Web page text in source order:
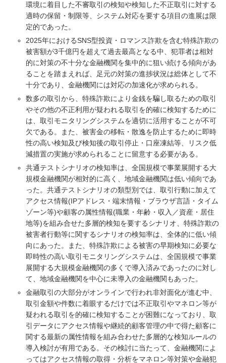
環境に着目した不審取引の検知や検知した不正取引に対する
適時の保留・制限等、システム対応を要する項目の進展は限
定的であった。
2025年におけるSNS型投資・ロマンス詐欺を含む特殊詐欺の
被害額が3千億円を超えて過去最高となる中、犯罪者は相対
的に対策の不十分な金融機関を集中的に狙い続ける傾向があ
ることを踏まえれば、足元の対策の進捗状況は総体として不
十分であり、金融機関には対応の加速化が求められる。
数多の取引から、特殊詐欺により金銭を騙し取るための取引
やその他の不正利用が疑われる取引を的確に検知するために
は、取引モニタリングシステムを適切に活用することが不可
欠である。また、被害金の移転・散逸を防止するために即時
性の高い検知及び検知後の取引停止・口座凍結等、リスク低
減措置の実施が求められることに留意する必要がある。
共通テストシナリオの検知率は、全国規模で事業展開する大
規模金融機関が相対的に高く、地域金融機関は低い傾向であ
った。共通テストシナリオの類型別では、取引行動に加えて
アクセス情報(IPアドレス・端末情報・ブラウザ言語・タイム
ゾーン等)や顧客の属性情報(職業・年齢・収入／資産・居住
地等)を組み合せた多層的検知を要するシナリオ、特殊詐欺の
被害者行動等に関するシナリオの検知率は、全体的に低い傾
向にあった。また、特殊詐欺による被害の早期検知に必要な
即時性の高い取引モニタリングシステムは、全国規模で事業
展開する大規模金融機関の多くで導入済みであったのに対し
て、地域金融機関を中心に未導入の金融機関もあった。
金融取引の大部分がオンラインで行われ非対面化が進む中、
取引金額や件数に着眼するだけでは不正取引やマネロン等が
疑われる取引を的確に検知することが困難になっており、取
引データにアクセス情報や継続的顧客管理の中で得た顧客に
関する最新の属性情報を組み合わせた多層的な検知ルールの
導入検討が有用である。その検討に当たって、金融機関によ
ってはアクセス情報の取得・分析をマネロン等対策や金融犯